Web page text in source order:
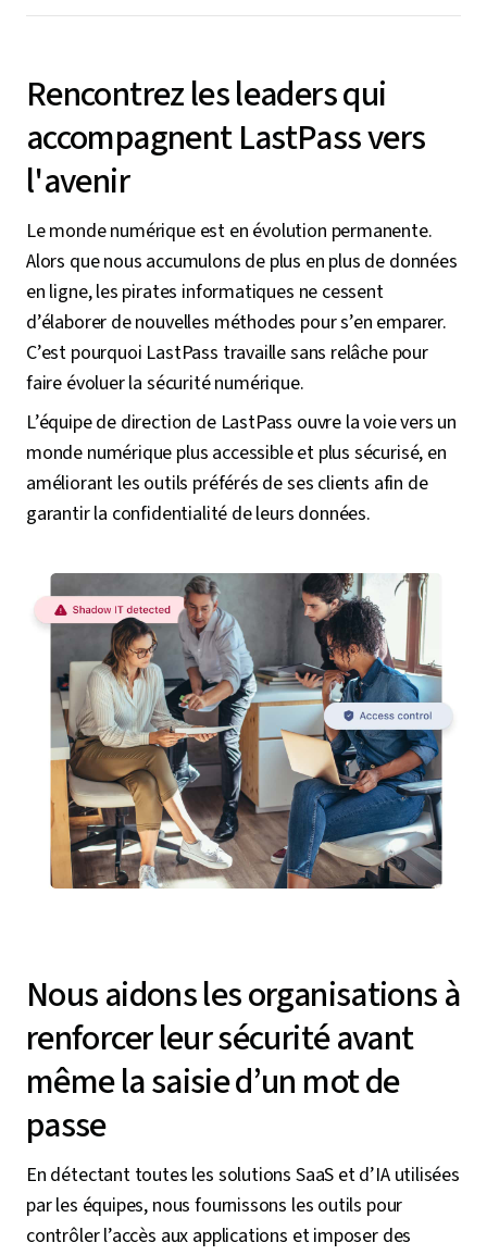
Rencontrez les leaders qui
accompagnent LastPass vers
l'avenir
Le monde numérique est en évolution permanente.
Alors que nous accumulons de plus en plus de données
en ligne, les pirates informatiques ne cessent
d’élaborer de nouvelles méthodes pour s’en emparer.
C’est pourquoi LastPass travaille sans relâche pour
faire évoluer la sécurité numérique.
L’équipe de direction de LastPass ouvre la voie vers un
monde numérique plus accessible et plus sécurisé, en
améliorant les outils préférés de ses clients afin de
garantir la confidentialité de leurs données.
Nous aidons les organisations à
renforcer leur sécurité avant
même la saisie d’un mot de
passe
En détectant toutes les solutions SaaS et d’IA utilisées
par les équipes, nous fournissons les outils pour
contrôler l’accès aux applications et imposer des